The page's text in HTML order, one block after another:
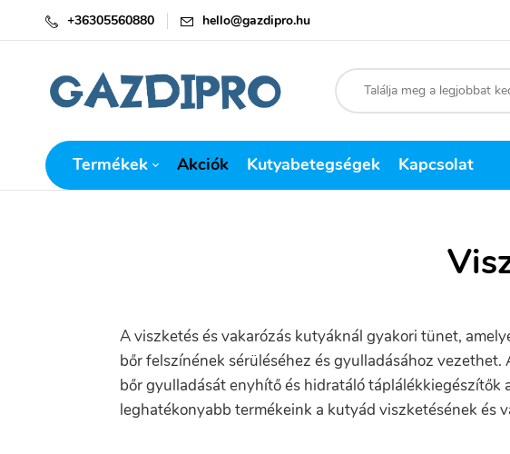
+36305560880 hello@gazdipro.hu
Termékek Akciók Kutyabetegségek Kapcsolat
A viszketés és vakarózás kutyáknál gyakori tünet,
bőr felszínének sérüléséhez és gyulladásához
bőr gyulladását enyhítő és hidratáló táplálékkiegészítők
leghatékonyabb termékeink a kutyád viszketésének és